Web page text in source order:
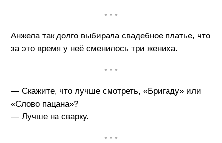
• • •
Анжела так долго выбирала свадебное платье, что
за это время у неё сменилось три жениха.
• • •
— Скажите, что лучше смотреть, «Бригаду» или
«Слово пацана»?
— Лучше на сварку.
• • •